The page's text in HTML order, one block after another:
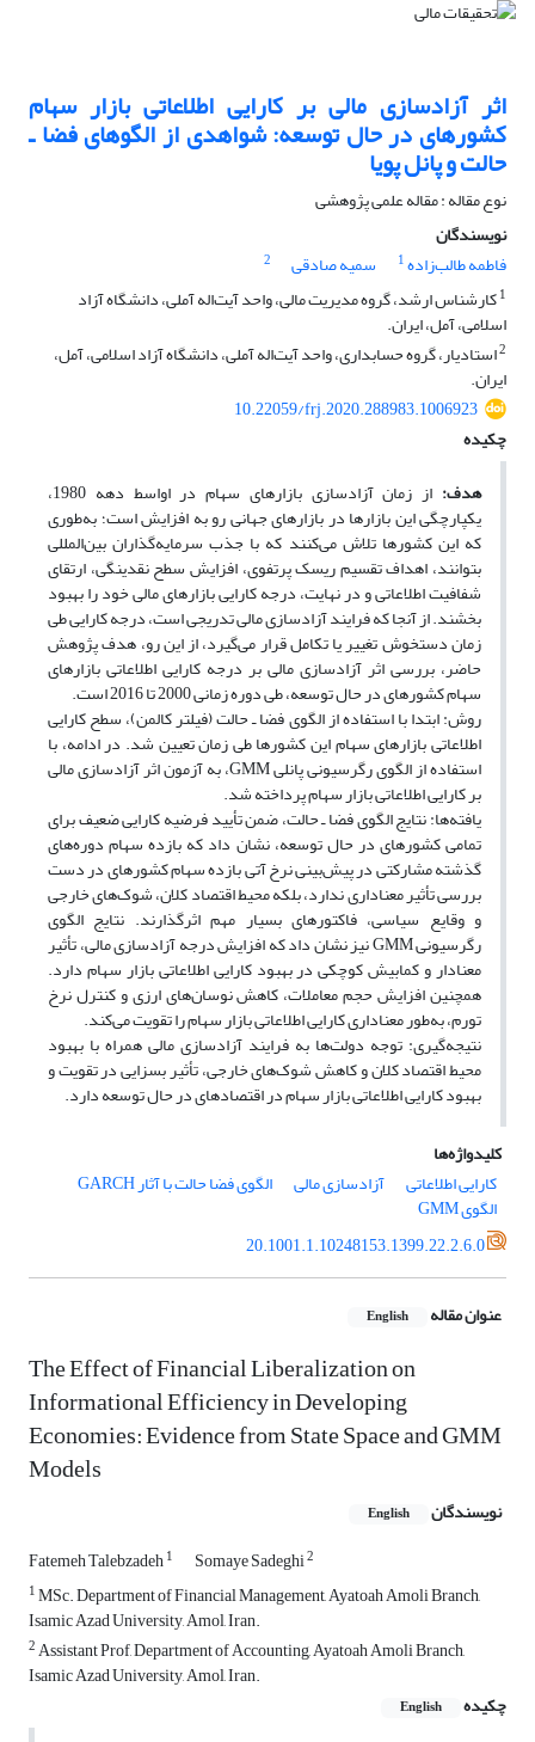
اثر آزادسازی مالی بر کارایی اطلاعاتی بازار سهام
کشورهای در حال توسعه: شواهدی از الگوهای فضا ـ
حالت و پانل پویا
نوع مقاله : مقاله علمی پژوهشی
نویسندگان
فاطمه طالب‌زاده1 سمیه صادقی
2
1کارشناس ارشد، گروه مدیریت مالی، واحد آیت‌اله آملی، دانشگاه آزاد
اسلامی، آمل، ایران.
2استادیار، گروه حسابداری، واحد آیت‌اله آملی، دانشگاه آزاد اسلامی، آمل،
ایران.
10.22059/frj.2020.288983.1006923
چکیده
هدف:
از زمان آزادسازی بازارهای سهام در اواسط دهه 1980،
یکپارچگی این بازارها در بازارهای جهانی رو به افزایش است؛ به‌طوری
که این کشورها تلاش می‌کنند که با جذب سرمایه‌گذاران بین‌المللی
بتوانند، اهداف تقسیم ریسک پرتفوی، افزایش سطح نقدینگی، ارتقای
شفافیت اطلاعاتی و در نهایت، درجه کارایی بازارهای مالی خود را بهبود
بخشند. از آنجا که فرایند آزادسازی مالی تدریجی است، درجه کارایی طی
زمان دستخوش تغییر یا تکامل قرار می‌گیرد، از این رو، هدف پژوهش
حاضر، بررسی اثر آزادسازی مالی بر درجه کارایی اطلاعاتی بازارهای
سهام کشورهای در حال توسعه، طی دوره زمانی 2000 تا 2016 است.
روش: ابتدا با استفاده از الگوی فضا ـ حالت (فیلتر کالمن)، سطح کارایی
اطلاعاتی بازارهای سهام این کشورها طی زمان تعیین شد. در ادامه، با
استفاده از الگوی رگرسیونی پانلی GMM، به آزمون اثر آزادسازی مالی
بر کارایی اطلاعاتی بازار سهام پرداخته شد.
یافته‌ها: نتایج الگوی فضا ـ حالت، ضمن تأیید فرضیه کارایی ضعیف برای
تمامی کشورهای در حال توسعه، نشان داد که بازده سهام دوره‌های
گذشته مشارکتی در پیش‌بینی نرخ آتی بازده سهام کشورهای در دست
بررسی تأثیر معناداری ندارد، بلکه محیط اقتصاد کلان، شوک‌های خارجی
و وقایع سیاسی، فاکتورهای بسیار مهم اثرگذارند. نتایج الگوی
رگرسیونی GMM نیز نشان داد که افزایش درجه آزادسازی مالی، تأثیر
معنادار و کمابیش کوچکی در بهبود کارایی اطلاعاتی بازار سهام دارد.
همچنین افزایش حجم معاملات، کاهش نوسان‌های ارزی و کنترل نرخ
تورم، به‌طور معناداری کارایی اطلاعاتی بازار سهام را تقویت می‌کند.
نتیجه‌گیری: توجه دولت‌ها به فرایند آزادسازی مالی همراه با بهبود
محیط اقتصاد کلان و کاهش شوک‌های خارجی، تأثیر بسزایی در تقویت و
بهبود کارایی اطلاعاتی بازار سهام در اقتصادهای در حال توسعه دارد.
کلیدواژه‌ها
کارایی اطلاعاتی
آزادسازی مالی الگوی فضا حالت با آثار GARCH
الگوی GMM
20.1001.1.10248153.1399.22.2.6.0
عنوان مقاله English
The Effect of Financial Liberalization on
Informational Efficiency in Developing
Economies: Evidence from State Space and GMM
Models
نویسندگان English
Fatemeh Talebzadeh1 Somaye Sadeghi2
1MSc. Department of Financial Management, Ayatoah Amoli Branch,
Isamic Azad University, Amol, Iran.
2Assistant Prof, Department of Accounting, Ayatoah Amoli Branch,
Isamic Azad University, Amol, Iran.
چکیده
English